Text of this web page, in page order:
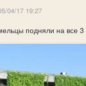
04/17 19:27
подняли на все